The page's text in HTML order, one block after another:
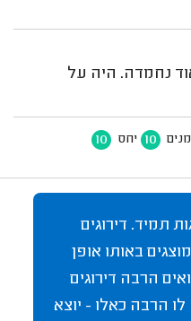
נחמדה. היה על
10 יחס 10
תמיד. דירוגים
באותו אופן
הרבה דירוגים
לו הרבה כאלו - יוצא